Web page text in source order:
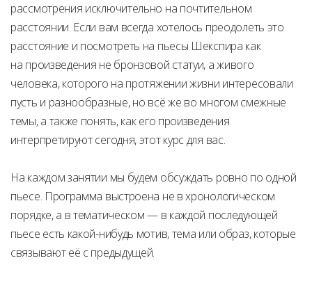
рассмотрения исключительно на почтительном
расстоянии. Если вам всегда хотелось преодолеть это
расстояние и посмотреть на пьесы Шекспира как
на произведения не бронзовой статуи, а живого
человека, которого на протяжении жизни интересовали
пусть и разнообразные, но всё же во многом смежные
темы, а также понять, как его произведения
интерпретируют сегодня, этот курс для вас.
На каждом занятии мы будем обсуждать ровно по одной
пьесе. Программа выстроена не в хронологическом
порядке, а в тематическом — в каждой последующей
пьесе есть какой-нибудь мотив, тема или образ, которые
связывают её с предыдущей.